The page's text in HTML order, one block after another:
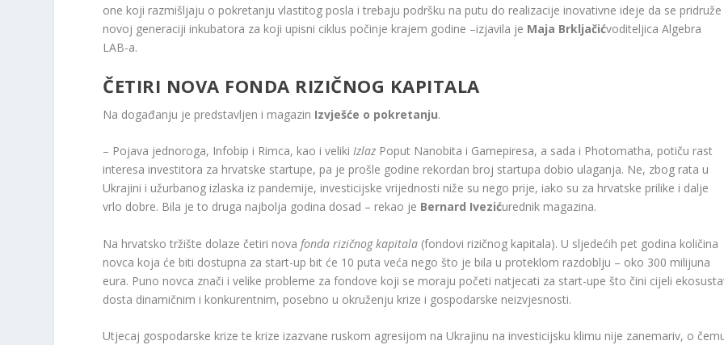
one koji razmišljaju o pokretanju vlastitog posla i trebaju podršku na putu do realizacije inovativne ideje da se pridruže
novoj generaciji inkubatora za koji upisni ciklus počinje krajem godine –izjavila je Maja Brkljačićvoditeljica Algebra
LAB-a.
ČETIRI NOVA FONDA RIZIČNOG KAPITALA
Na događanju je predstavljen i magazin Izvješće o pokretanju.
– Pojava jednoroga, Infobip i Rimca, kao i velikiIzlaz Poput Nanobita i Gamepiresa, a sada i Photomatha, potiču rast
interesa investitora za hrvatske startupe, pa je prošle godine rekordan broj startupa dobio ulaganja. Ne, zbog rata u
Ukrajini i užurbanog izlaska iz pandemije, investicijske vrijednosti niže su nego prije, iako su za hrvatske prilike i dalje
vrlo dobre. Bila je to druga najbolja godina dosad – rekao je Bernard Ivezićurednik magazina.
Na hrvatsko tržište dolaze četiri novafonda rizičnog kapitala (fondovi rizičnog kapitala). U sljedećih pet godina količina
novca koja će biti dostupna za start-up bit će 10 puta veća nego što je bila u proteklom razdoblju – oko 300 milijuna
eura. Puno novca znači i velike probleme za fondove koji se moraju početi natjecati za start-upe što čini cijeli
dosta dinamičnim i konkurentnim, posebno u okruženju krize i gospodarske neizvjesnosti.
Utjecaj gospodarske krize te krize izazvane ruskom agresijom na Ukrajinu na investicijsku klimu nije zanemariv, o